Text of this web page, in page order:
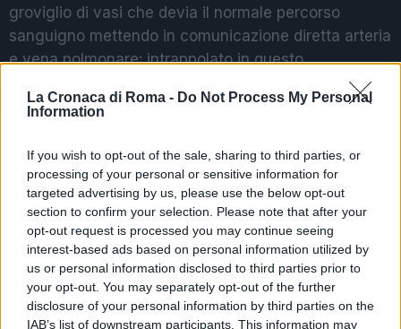
La Cronaca di Roma - Do Not Process My Personal
Information
If you wish to opt-out of the sale, sharing to third parties, or
processing of your personal or sensitive information for
targeted advertising by us, please use the below opt-out
section to confirm your selection. Please note that after your
opt-out request is processed you may continue seeing
interest-based ads based on personal information utilized by
us or personal information disclosed to third parties prior to
your opt-out. You may separately opt-out of the further
disclosure of your personal information by third parties on the
IAB’s list of downstream participants. This information may
groviglio di vasi che devia il normale percorso
sanguigno mettendo in comunicazione diretta arteria
e vena polmonare: intrappolato in questo
cortocircuito, il sangue non riesce a ossigenarsi e si
riversa nel cuore in grande quantità con il rischio di
una malformazione complessa, difficile da osservare
nel neonato o durante la vita fetale, che può
richiedere un’assistenza altamente specialistica al
momento della nascita per scongiurare il pericolo di
morte – nei casi più gravi – con un intervento in
urgenza. La diagnosi di MAVP per Chloe è stata fatta
in utero e la mamma trasferita a Roma per
pianificare tempi e modalità del parto”. Il primo